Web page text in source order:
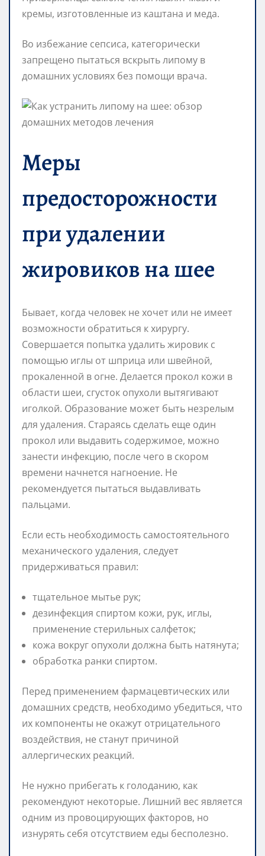
кремы, изготовленные из каштана и меда.
Во избежание сепсиса, категорически
запрещено пытаться вскрыть липому в
домашних условиях без помощи врача.
Меры
предосторожности
при удалении
жировиков на шее
Бывает, когда человек не хочет или не имеет
возможности обратиться к хирургу.
Совершается попытка удалить жировик с
помощью иглы от шприца или швейной,
прокаленной в огне. Делается прокол кожи в
области шеи, сгусток опухоли вытягивают
иголкой. Образование может быть незрелым
для удаления. Стараясь сделать еще один
прокол или выдавить содержимое, можно
занести инфекцию, после чего в скором
времени начнется нагноение. Не
рекомендуется пытаться выдавливать
пальцами.
Если есть необходимость самостоятельного
механического удаления, следует
придерживаться правил:
тщательное мытье рук;
дезинфекция спиртом кожи, рук, иглы,
применение стерильных салфеток;
кожа вокруг опухоли должна быть натянута;
обработка ранки спиртом.
Перед применением фармацевтических или
домашних средств, необходимо убедиться, что
их компоненты не окажут отрицательного
воздействия, не станут причиной
аллергических реакций.
Не нужно прибегать к голоданию, как
рекомендуют некоторые. Лишний вес является
одним из провоцирующих факторов, но
изнурять себя отсутствием еды бесполезно.